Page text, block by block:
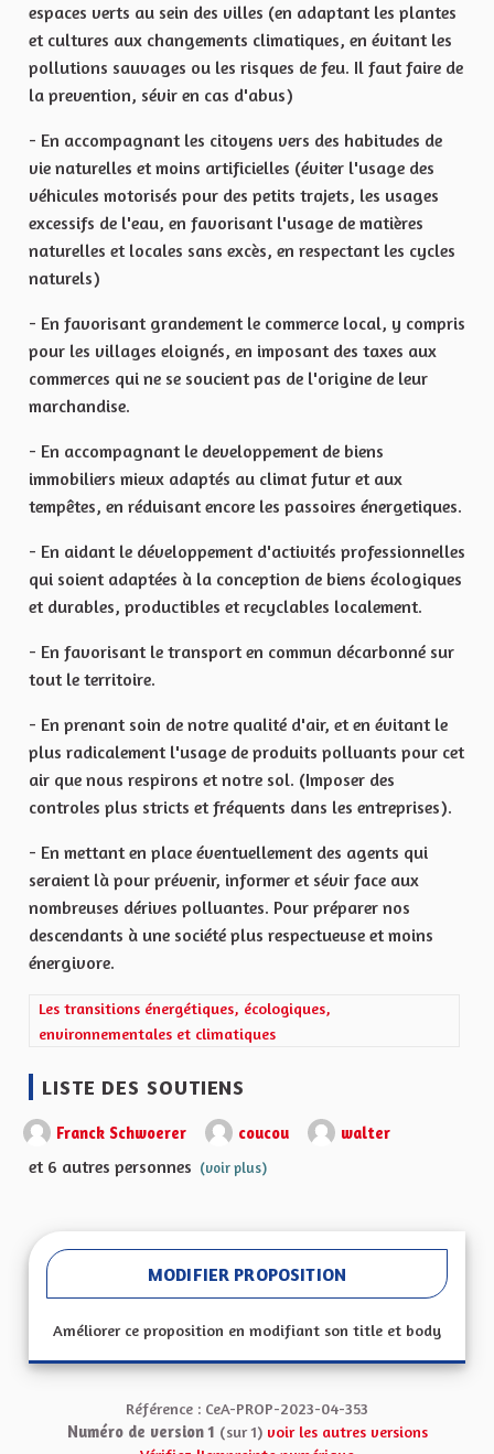
espaces verts au sein des villes (en adaptant les plantes
et cultures aux changements climatiques, en évitant les
pollutions sauvages ou les risques de feu. Il faut faire de
la prevention, sévir en cas d'abus)
- En accompagnant les citoyens vers des habitudes de
vie naturelles et moins artificielles (éviter l'usage des
véhicules motorisés pour des petits trajets, les usages
excessifs de l'eau, en favorisant l'usage de matières
naturelles et locales sans excès, en respectant les cycles
naturels)
- En favorisant grandement le commerce local, y compris
pour les villages eloignés, en imposant des taxes aux
commerces qui ne se soucient pas de l'origine de leur
marchandise.
- En accompagnant le developpement de biens
immobiliers mieux adaptés au climat futur et aux
tempêtes, en réduisant encore les passoires énergetiques.
- En aidant le développement d'activités professionnelles
qui soient adaptées à la conception de biens écologiques
et durables, productibles et recyclables localement.
- En favorisant le transport en commun décarbonné sur
tout le territoire.
- En prenant soin de notre qualité d'air, et en évitant le
plus radicalement l'usage de produits polluants pour cet
air que nous respirons et notre sol. (Imposer des
controles plus stricts et fréquents dans les entreprises).
- En mettant en place éventuellement des agents qui
seraient là pour prévenir, informer et sévir face aux
nombreuses dérives polluantes. Pour préparer nos
descendants à une société plus respectueuse et moins
énergivore.
Filtrer les résultats de la catégorie : Les transitions
Les transitions énergétiques, écologiques,
environnementales et climatiques
LISTE DES SOUTIENS
Franck Schwoerer coucou walter
et 6 autres personnes (voir plus)
MODIFIER PROPOSITION
Améliorer ce proposition en modifiant son title et body
Référence : CeA-PROP-2023-04-353
Numéro de version 1 (sur 1) voir les autres versions